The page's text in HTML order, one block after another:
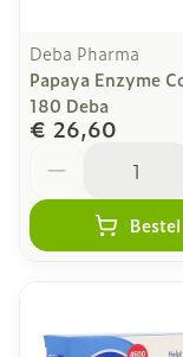
Deba Pharma
Papaya Enzyme
180 Deba
€ 26,60
Bestel